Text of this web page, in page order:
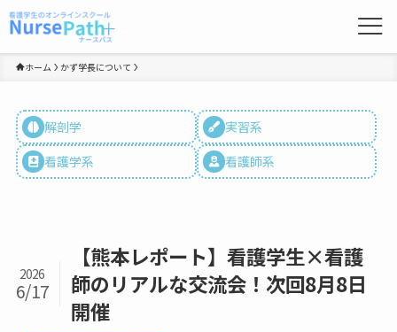
ホーム かず学長について
解剖学
実習系
看護学系
看護師系
【熊本レポート】看護学生×看護
師のリアルな交流会！次回8月8日
開催
2026
6/17